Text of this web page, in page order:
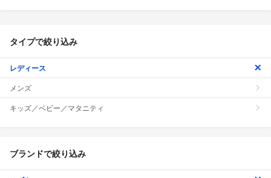
タイプで絞り込み
レディース
メンズ
キッズ／ベビー／マタニティ
ブランドで絞り込み